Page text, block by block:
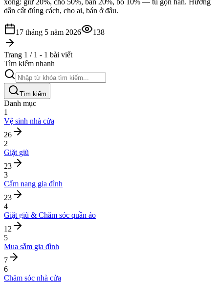
xong: giữ 20%, cho 50%, bán 20%, bỏ 10% — tủ gọn hẳn. Hướng
dẫn cất đúng cách, cho ai, bán ở đâu.
17 tháng 5 năm 2026 138
Trang 1 / 1 - 1 bài viết
Tìm kiếm nhanh
Tìm kiếm
Danh mục
1
Vệ sinh nhà cửa
26
2
Giặt giũ
23
3
Cẩm nang gia đình
23
4
Giặt giũ & Chăm sóc quần áo
12
5
Mua sắm gia đình
7
6
Chăm sóc nhà cửa